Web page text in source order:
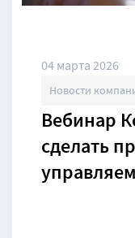
04 марта 2026
Новости
Вебинар
сделать